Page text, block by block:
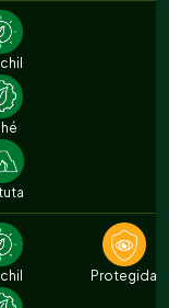
Protegida